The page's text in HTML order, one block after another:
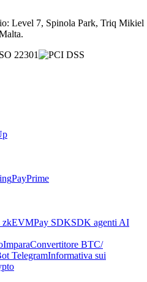
Level 7, Spinola Park, Triq Mikiel
PayPrime
zkEVMPay SDKSDK agenti AI
ImparaConvertitore BTC/
TelegramInformativa sui